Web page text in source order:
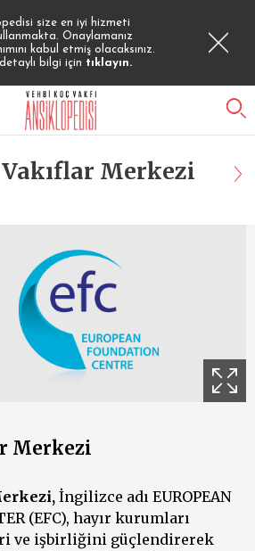
size en iyi hizmeti
Onaylamanız
kabul etmiş olacaksınız.
bilgi için tıklayın.
Merkezi
Merkezi
İngilizce adı EUROPEAN
(EFC), hayır kurumları
ve işbirliğini güçlendirerek